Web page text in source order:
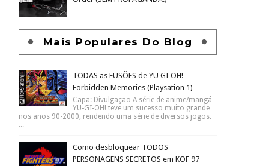
Mais Populares Do Blog
TODAS as FUSÕES de YU GI OH!
Forbidden Memories (Playsation 1)
Capa: Divulgação A série de anime/mangá
YU-GI-OH! teve um sucesso muito grande
nos anos 90-2000, rendendo uma série de diversos jogos.
...
Como desbloquear TODOS
PERSONAGENS SECRETOS em KOF 97